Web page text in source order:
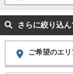
さらに絞り込
ご希望のエ